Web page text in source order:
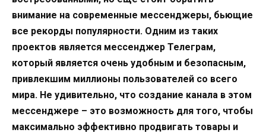
внимание на современные мессенджеры, бьющие
все рекорды популярности. Одним из таких
проектов является мессенджер Телеграм,
который является очень удобным и безопасным,
привлекшим миллионы пользователей со всего
мира. Не удивительно, что создание канала в этом
мессенджере – это возможность для того, чтобы
максимально эффективно продвигать товары и